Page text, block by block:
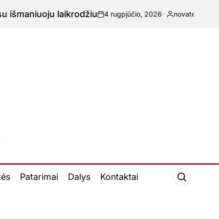
laikrodžiu-
4 rugpjūčio, 2026
Paskelbta
novatech.lt
Patarimai Dalys Kontaktai